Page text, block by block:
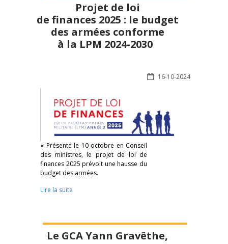
Projet de loi
de finances 2025 : le budget
des armées conforme
à la LPM 2024-2030
16-10-2024
« Présenté le 10 octobre en Conseil
des ministres, le projet de loi de
finances 2025 prévoit une hausse du
budget des armées.
Lire la suite
Le GCA Yann Gravêthe,